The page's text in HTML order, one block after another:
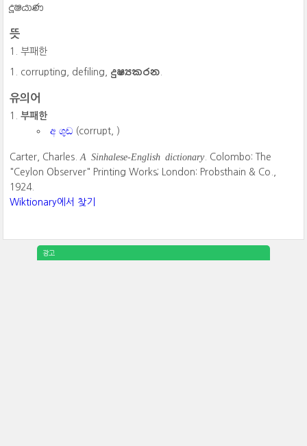
දූෂයාණ
뜻
부패한
corrupting, defiling, දුෂ්‍යකරන
유의어
부패한
අ ශුඬ (corrupt, )
Carter, Charles. A Sinhalese-English dictionary. Colombo: The
"Ceylon Observer" Printing Works; London: Probsthain & Co.,
1924.
Wiktionary에서 찾기
광고